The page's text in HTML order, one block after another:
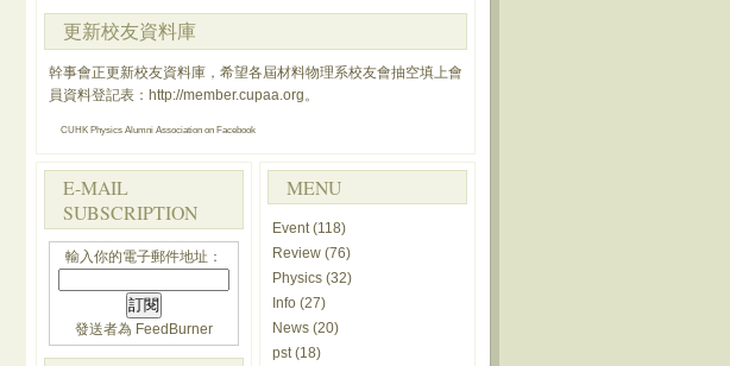
更新校友資料庫
幹事會正更新校友資料庫，希望各屆材料物理系校友會抽空填上會
員資料登記表： http://member.cupaa.org。
CUHK Physics Alumni Association on Facebook
E-MAIL
SUBSCRIPTION
輸入你的電子郵件地址：
發送者為 FeedBurner
MENU
Event(118)
Review (76)
Physics (32)
Info (27)
News (20)
pst(18)